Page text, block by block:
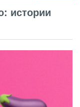
истории